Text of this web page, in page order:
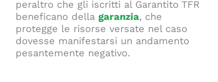
peraltro che gli iscritti al Garantito TFR
beneficano dellagaranzia, che
protegge le risorse versate nel caso
dovesse manifestarsi un andamento
pesantemente negativo.